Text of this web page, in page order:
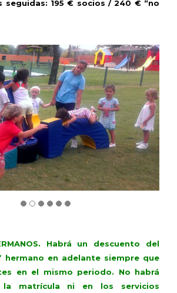
seguidas: 195 € socios / 240 € “no
Habrá un descuento del
hermano en adelante siempre que
en el mismo periodo. No habrá
la matrícula ni en los servicios